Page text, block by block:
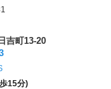
のうち3
吉町13-20
15分)